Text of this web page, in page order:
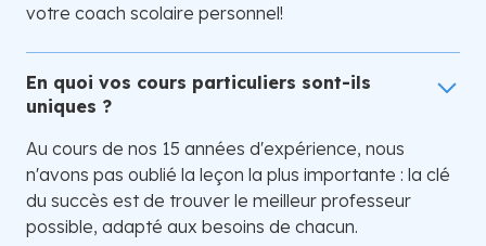
votre coach scolaire personnel!
En quoi vos cours particuliers sont-ils
uniques ?
Au cours de nos 15 années d'expérience, nous
n'avons pas oublié la leçon la plus importante : la clé
du succès est de trouver le meilleur professeur
possible, adapté aux besoins de chacun.